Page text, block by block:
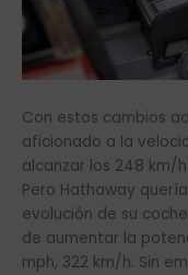
Con estos cambios
aficionado a la
alcanzar los 248 km/
Pero Hathaway
evolución de su
de aumentar la
mph, 322 km/h. Sin